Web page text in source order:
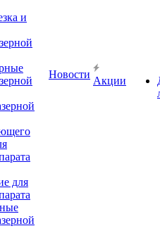
и
для
Новости
Акции